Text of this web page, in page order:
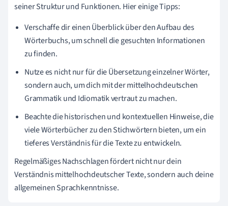
seiner Struktur und Funktionen. Hier einige Tipps:
Verschaffe dir einen Überblick über den Aufbau des
Wörterbuchs, um schnell die gesuchten Informationen
zu finden.
Nutze es nicht nur für die Übersetzung einzelner Wörter,
sondern auch, um dich mit der mittelhochdeutschen
Grammatik und Idiomatik vertraut zu machen.
Beachte die historischen und kontextuellen Hinweise, die
viele Wörterbücher zu den Stichwörtern bieten, um ein
tieferes Verständnis für die Texte zu entwickeln.
Regelmäßiges Nachschlagen fördert nicht nur dein
Verständnis mittelhochdeutscher Texte, sondern auch deine
allgemeinen Sprachkenntnisse.